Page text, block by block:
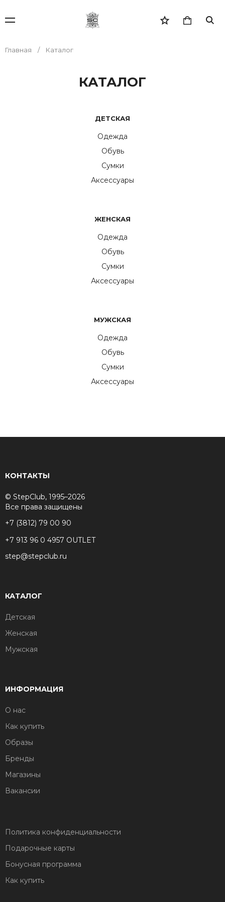
Главная Каталог
КАТАЛОГ
ДЕТСКАЯ
Одежда
Обувь
Сумки
Аксессуары
ЖЕНСКАЯ
Одежда
Обувь
Сумки
Аксессуары
МУЖСКАЯ
Одежда
Обувь
Сумки
Аксессуары
КОНТАКТЫ
© StepClub, 1995–2026
Все права защищены
+7 (3812) 79 00 90
+7 913 96 0 4957 OUTLET
step@stepclub.ru
КАТАЛОГ
Детская
Женская
Мужская
ИНФОРМАЦИЯ
О нас
Как купить
Образы
Бренды
Магазины
Вакансии
Политика конфиденциальности
Подарочные карты
Бонусная программа
Как купить